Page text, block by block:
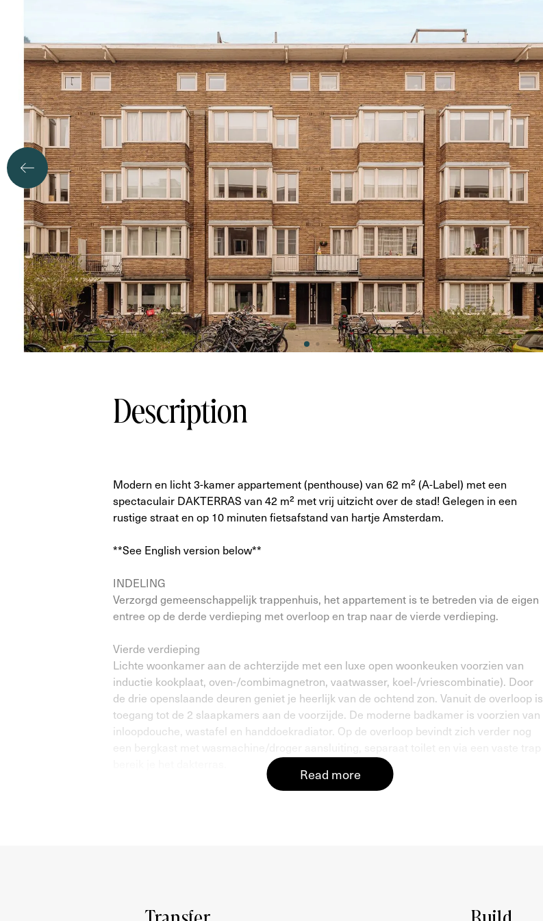
Description
Modern en licht 3-kamer appartement (penthouse) van 62 m² (A-Label) met een
spectaculair DAKTERRAS van 42 m² met vrij uitzicht over de stad! Gelegen in een
rustige straat en op 10 minuten fietsafstand van hartje Amsterdam.
**See English version below**
INDELING
Verzorgd gemeenschappelijk trappenhuis, het appartement is te betreden via de eigen
entree op de derde verdieping met overloop en trap naar de vierde verdieping.
Vierde verdieping
Lichte woonkamer aan de achterzijde met een luxe open woonkeuken voorzien van
inductie kookplaat, oven-/combimagnetron, vaatwasser, koel-/vriescombinatie). Door
de drie openslaande deuren geniet je heerlijk van de ochtend zon. Vanuit de overloop is
toegang tot de 2 slaapkamers aan de voorzijde. De moderne badkamer is voorzien van
inloopdouche, wastafel en handdoekradiator. Op de overloop bevindt zich verder nog
theatervoorstellingen, exposities en festivals gehouden. Hier kun je genieten van groen
Read more